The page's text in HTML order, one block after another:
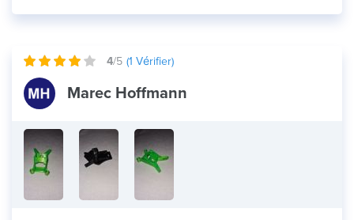
4/5 (1 Vérifier)
Marec Hoffmann